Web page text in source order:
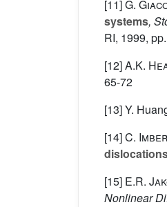
[11]G.
systems,
RI, 1999,
[12]A.K.
65-72
[13] Y.
[14]C.
[15] E.R.
Nonlinear